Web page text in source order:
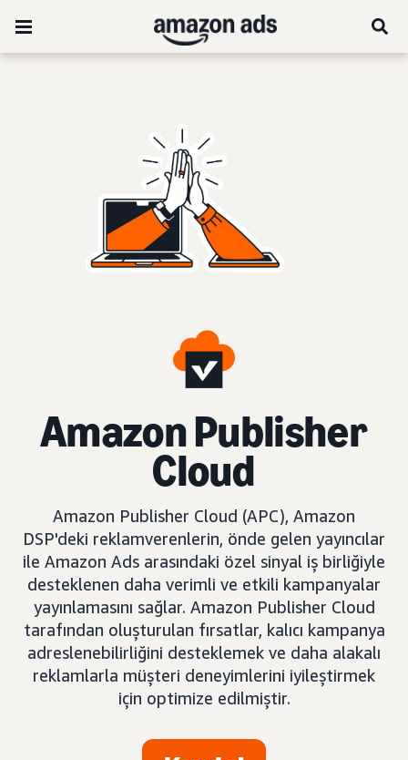
Amazon Publisher
Cloud
Amazon Publisher Cloud (APC), Amazon
DSP'deki reklamverenlerin, önde gelen yayıncılar
ile Amazon Ads arasındaki özel sinyal iş birliğiyle
desteklenen daha verimli ve etkili kampanyalar
yayınlamasını sağlar. Amazon Publisher Cloud
tarafından oluşturulan fırsatlar, kalıcı kampanya
adreslenebilirliğini desteklemek ve daha alakalı
reklamlarla müşteri deneyimlerini iyileştirmek
için optimize edilmiştir.